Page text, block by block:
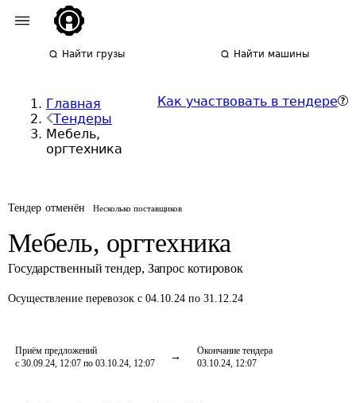
Найти грузы Найти машины
Главная
Тендеры
Мебель,
оргтехника
Как участвовать в тендере
Тендер отменён Несколько поставщиков
Мебель, оргтехника
Государственный тендер, Запрос котировок
Осуществление перевозок с 04.10.24 по 31.12.24
Приём предложений
с 30.09.24, 12:07 по 03.10.24, 12:07
Окончание тендера
03.10.24, 12:07